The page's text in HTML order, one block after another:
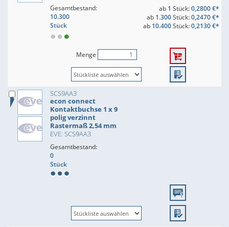
Gesamtbestand:
10.300
Stück
ab 1 Stück:0,2800 €*
ab 1.300Stück:0,2470 €*
ab 10.400Stück:0,2130 €*
Menge
SCS9AA3
econ connect
Kontaktbuchse 1 x 9
polig verzinnt
Rastermaß 2,54 mm
EVE: SCS9AA3
Gesamtbestand:
0
Stück